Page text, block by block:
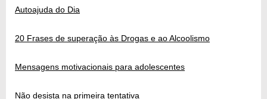
Autoajuda do Dia
20 Frases de superação às Drogas e ao Alcoolismo
Mensagens motivacionais para adolescentes
Não desista na primeira tentativa